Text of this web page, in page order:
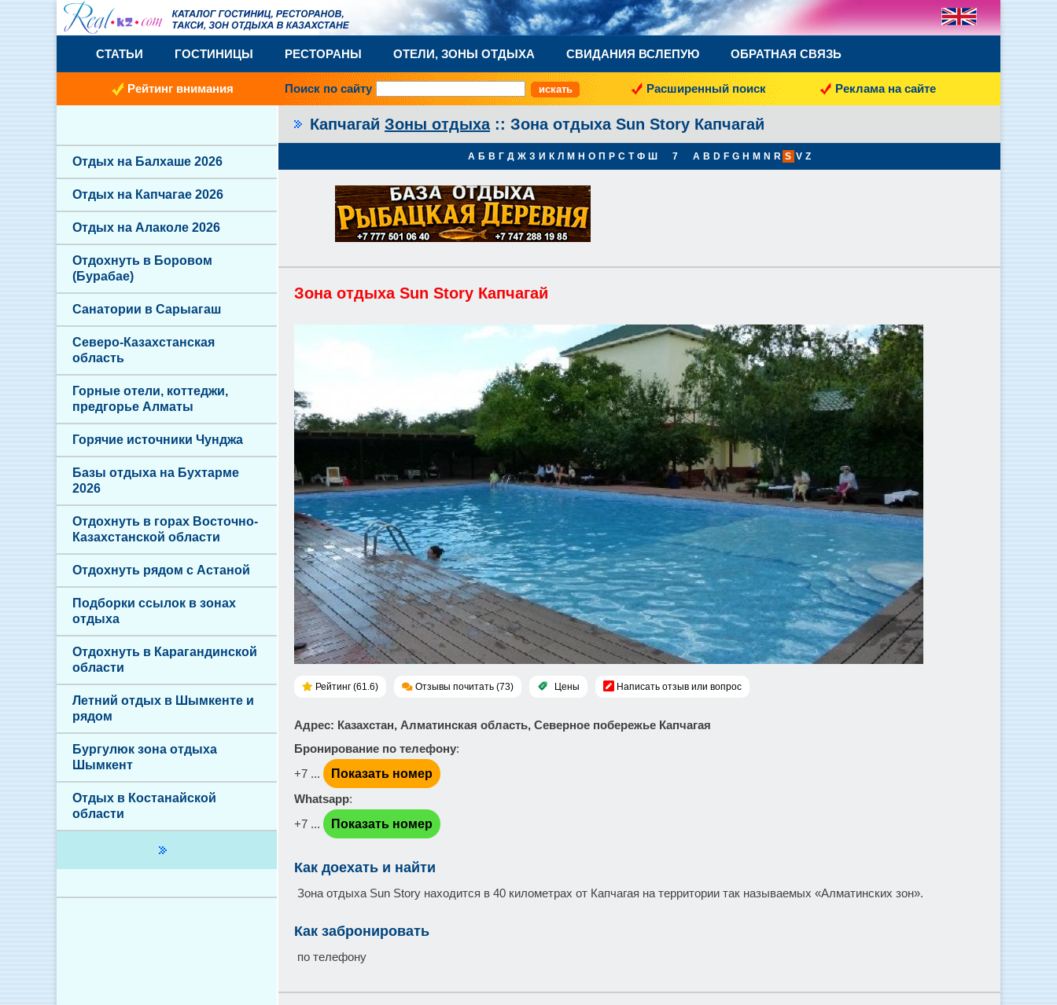
СТАТЬИ ГОСТИНИЦЫ РЕСТОРАНЫ ОТЕЛИ, ЗОНЫ ОТДЫХА СВИДАНИЯ ВСЛЕПУЮ ОБРАТНАЯ СВЯЗЬ
Рейтинг внимания Поиск по сайту Расширенный поиск Реклама на сайте
Капчагай Зоны отдыха:: Зона отдыха Sun Story Капчагай
А Б В Г Д Ж З И К Л М Н О П Р С Т Ф Ш 7 A B D F G H M N R S V Z
Зона отдыха Sun Story Капчагай
Рейтинг (61.6) Отзывы почитать (73) Цены Написать отзыв или вопрос
Адрес: Казахстан, Алматинская область, Северное побережье Капчагая
Бронирование по телефону:
+7 ...
Показать номер
Whatsapp:
+7 ...
Показать номер
Как доехать и найти
Зона отдыха Sun Story находится в 40 километрах от Капчагая на территории так называемых «Алматинских зон».
Как забронировать
по телефону
Отдых на Балхаше 2026
Отдых на Капчагае 2026
Отдых на Алаколе 2026
Отдохнуть в Боровом
(Бурабае)
Санатории в Сарыагаш
Северо-Казахстанская
область
Горные отели, коттеджи,
предгорье Алматы
Горячие источники Чунджа
Базы отдыха на Бухтарме
2026
Отдохнуть в горах Восточно-
Казахстанской области
Отдохнуть рядом с Астаной
Подборки ссылок в зонах
отдыха
Отдохнуть в Карагандинской
области
Летний отдых в Шымкенте и
рядом
Бургулюк зона отдыха
Шымкент
Отдых в Костанайской
области